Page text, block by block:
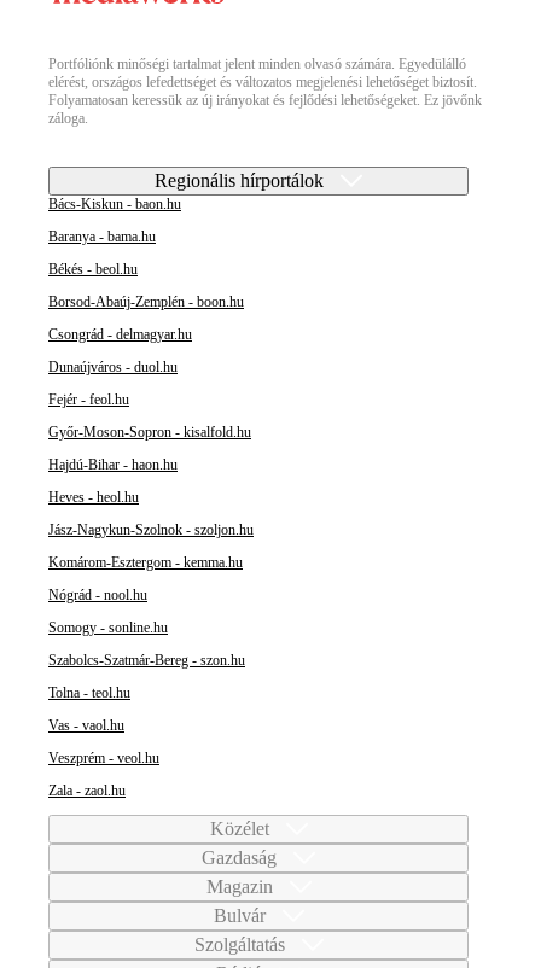
Portfóliónk minőségi tartalmat jelent minden olvasó számára. Egyedülálló
elérést, országos lefedettséget és változatos megjelenési lehetőséget biztosít.
Folyamatosan keressük az új irányokat és fejlődési lehetőségeket. Ez jövőnk
záloga.
Regionális hírportálok
Bács-Kiskun - baon.hu
Baranya - bama.hu
Békés - beol.hu
Borsod-Abaúj-Zemplén - boon.hu
Csongrád - delmagyar.hu
Dunaújváros - duol.hu
Fejér - feol.hu
Győr-Moson-Sopron - kisalfold.hu
Hajdú-Bihar - haon.hu
Heves - heol.hu
Jász-Nagykun-Szolnok - szoljon.hu
Komárom-Esztergom - kemma.hu
Nógrád - nool.hu
Somogy - sonline.hu
Szabolcs-Szatmár-Bereg - szon.hu
Tolna - teol.hu
Vas - vaol.hu
Veszprém - veol.hu
Zala - zaol.hu
Közélet
Gazdaság
Magazin
Bulvár
Szolgáltatás